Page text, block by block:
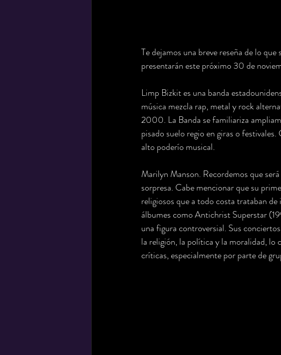
Te dejamos una breve reseña de lo
presentarán este próximo 30 de
Limp Bizkit es una banda
música mezcla rap, metal y rock
2000. La Banda se familiariza
pisado suelo regio en giras o
alto poderío musical.
Marilyn Manson. Recordemos que
sorpresa. Cabe mencionar que su
religiosos que a todo costa trataban
álbumes como Antichrist Superstar
una figura controversial. Sus
la religión, la política y la moralidad,
críticas, especialmente por parte de